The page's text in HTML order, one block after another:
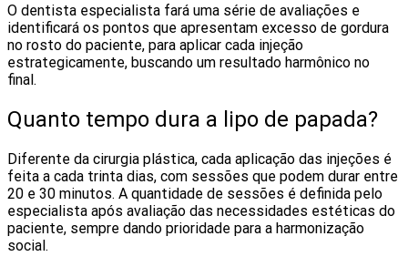
O dentista especialista fará uma série de avaliações e
identificará os pontos que apresentam excesso de gordura
no rosto do paciente, para aplicar cada injeção
estrategicamente, buscando um resultado harmônico no
final.
Quanto tempo dura a lipo de papada?
Diferente da cirurgia plástica, cada aplicação das injeções é
feita a cada trinta dias, com sessões que podem durar entre
20 e 30 minutos. A quantidade de sessões é definida pelo
especialista após avaliação das necessidades estéticas do
paciente, sempre dando prioridade para a harmonização
social.